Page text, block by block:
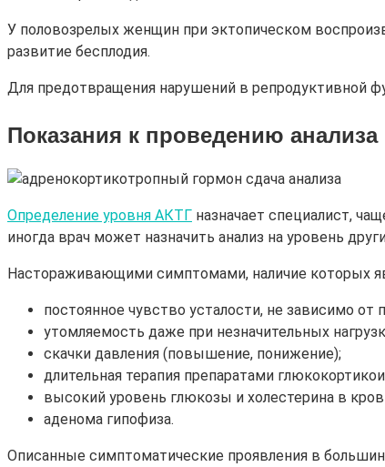
У половозрелых женщин при эктопическом
развитие бесплодия.
Для предотвращения нарушений в репродуктивной
Показания к проведению анализа
Определение уровня АКТГ назначает специалист,
иногда врач может назначить анализ на уровень
Настораживающими симптомами, наличие которых
постоянное чувство усталости, не зависимо от
утомляемость даже при незначительных
скачки давления (повышение, понижение);
длительная терапия препаратами
высокий уровень глюкозы и холестерина в
аденома гипофиза.
Описанные симптоматические проявления в